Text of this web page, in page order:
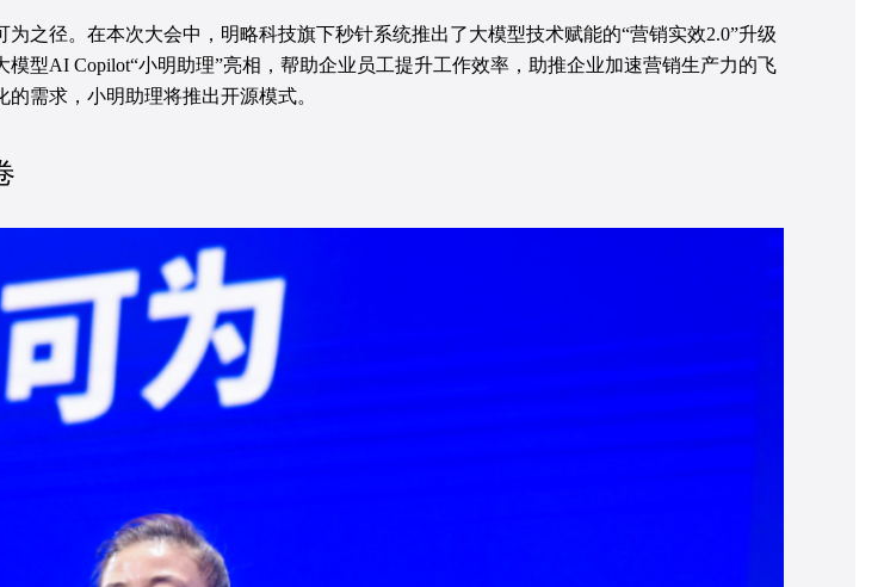
之径。在本次大会中，明略科技旗下秒针系统推出了大模型技术赋能的“营销实效2.0”升级
型AI Copilot“小明助理”亮相，帮助企业员工提升工作效率，助推企业加速营销生产力的飞
需求，小明助理将推出开源模式。